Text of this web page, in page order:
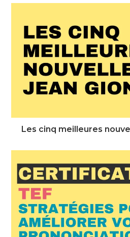
Les cinq meilleures